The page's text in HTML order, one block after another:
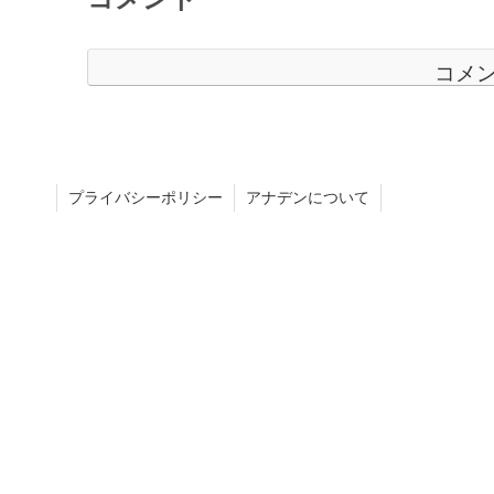
コメ
プライバシーポリシー アナデンについて